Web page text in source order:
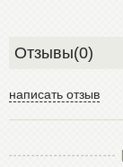
Отзывы(0)
написать отзыв